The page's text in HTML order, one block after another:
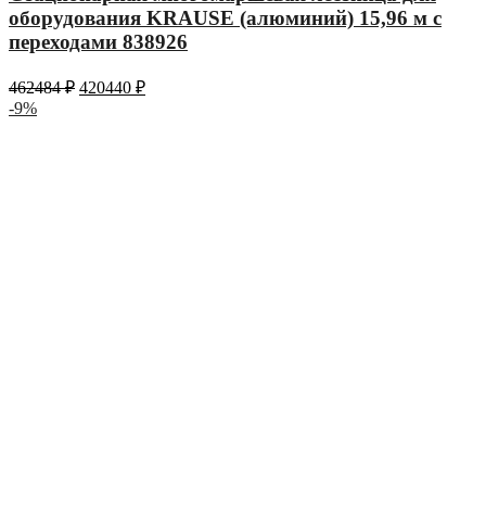
оборудования KRAUSE (алюминий) 15,96 м с
переходами 838926
462484₽ 420440 ₽
-9%